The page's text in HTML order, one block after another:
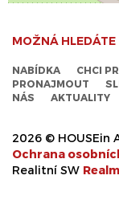
MOŽNÁ HLEDÁTE
NABÍDKA CHCI
PRONAJMOUT
NÁS
AKTUALITY
2026 © HOUSEin
Ochrana
Realitní SW Real